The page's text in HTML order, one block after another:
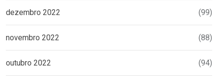
dezembro 2022 (99)
novembro 2022 (88)
outubro 2022 (94)